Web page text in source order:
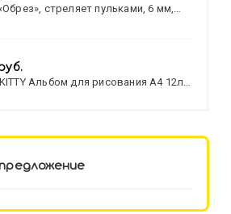
стреляет пульками, 6 мм,
Альбом для рисования А4 12л.